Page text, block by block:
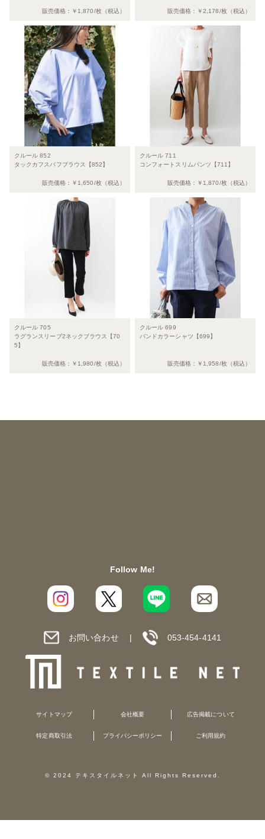
販売価格：￥1,870/枚（税込） 販売価格：￥2,178/枚（税込）
クルール 852
タックカフスパフブラウス【852】
販売価格：￥1,650/枚（税込）
クルール 711
コンフォートスリムパンツ【711】
販売価格：￥1,870/枚（税込）
クルール 705
ラグランスリーブ2ネックブラウス【70
5】
販売価格：￥1,980/枚（税込）
クルール 699
バンドカラーシャツ【699】
販売価格：￥1,958/枚（税込）
Follow Me!
お問い合わせ 053-454-4141
サイトマップ 会社概要 広告掲載について
特定商取引法 プライバシーポリシー ご利用規約
© 2024 テキスタイルネット All Rights Reserved.